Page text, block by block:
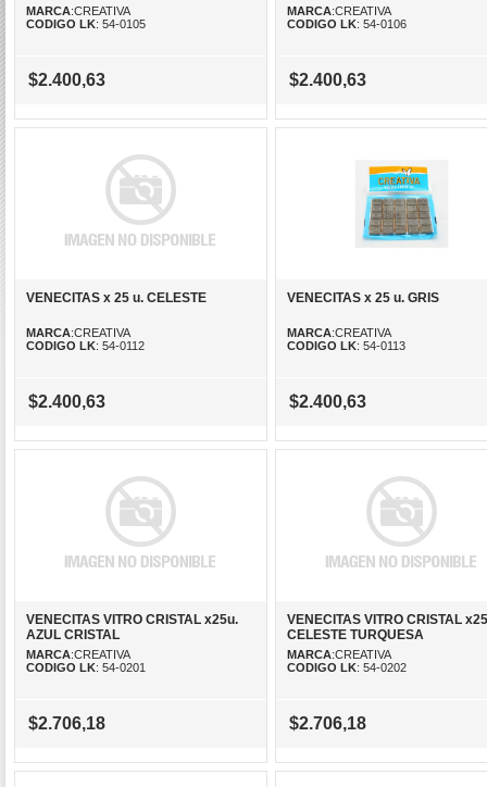
MARCA:CREATIVA
CODIGO LK: 54-0105
$2.400,63
MARCA:CREATIVA
CODIGO LK: 54-0106
$2.400,63
VENECITAS x 25 u. CELESTE
MARCA:CREATIVA
CODIGO LK: 54-0112
$2.400,63
VENECITAS x 25 u. GRIS
MARCA:CREATIVA
CODIGO LK: 54-0113
$2.400,63
VENECITAS VITRO CRISTAL x25u.
AZUL CRISTAL
MARCA:CREATIVA
CODIGO LK: 54-0201
$2.706,18
VENECITAS VITRO CRISTAL
CELESTE TURQUESA
MARCA:CREATIVA
CODIGO LK: 54-0202
$2.706,18